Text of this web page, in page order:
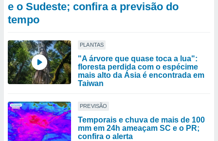
e o Sudeste; confira a previsão do
tempo
PLANTAS
"A árvore que quase toca a lua":
floresta perdida com o espécime
mais alto da Ásia é encontrada em
Taiwan
PREVISÃO
Temporais e chuva de mais de 100
mm em 24h ameaçam SC e o PR;
confira o alerta